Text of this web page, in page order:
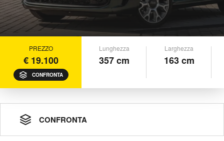
PREZZO
€ 19.100
CONFRONTA
Lunghezza
357 cm
Larghezza
163 cm
CONFRONTA